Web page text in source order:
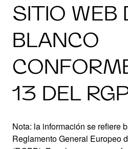
SITIO WEB
BLANCO
13 DEL
Nota: la información se refiere
Reglamento General Europeo